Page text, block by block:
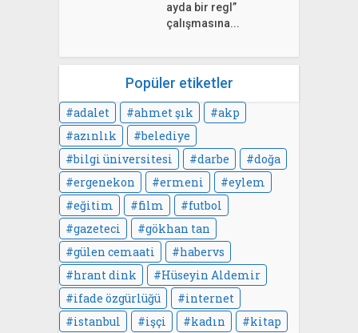
ayda bir regl”
çalışmasına...
Popüler etiketler
adalet ahmet şık
akp
azınlık
belediye
bilgi üniversitesi
darbe
doğa
ergenekon
ermeni
eylem
eğitim
film
futbol
gazeteci
gökhan tan
gülen cemaati
habervs
hrant dink
Hüseyin Aldemir
ifade özgürlüğü
internet
istanbul
işçi kadın
kitap